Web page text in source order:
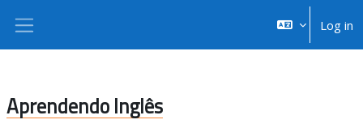
Log in
Aprendendo Inglês